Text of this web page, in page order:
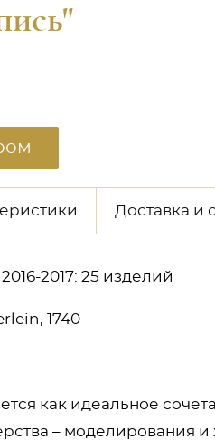
Доставка и
2017: 25 изделий
1740
как идеальное
– моделирования и